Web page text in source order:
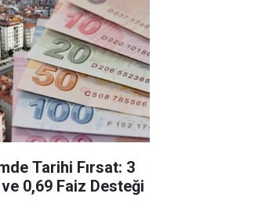
Tarihi Fırsat: 3
0,69 Faiz Desteği